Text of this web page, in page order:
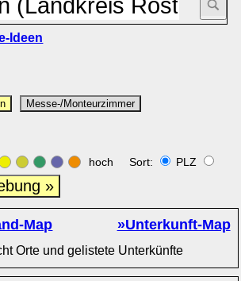
Ideen
Messe-/Monteurzimmer
hoch Sort:
PLZ
»
Map »Unterkunft-Map
Orte und gelistete Unterkünfte